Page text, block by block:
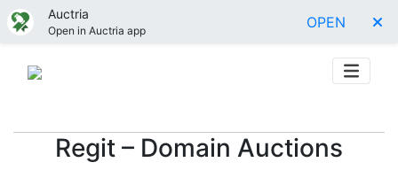
Auctria
Open in Auctria app OPEN
Regit – Domain Auctions